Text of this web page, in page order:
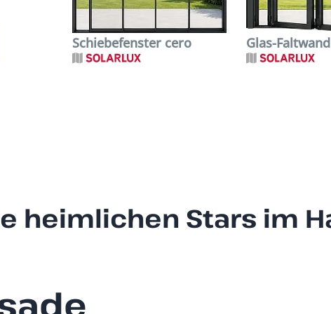
Schiebefenster cero Glas-Faltwand
heimlichen Stars im